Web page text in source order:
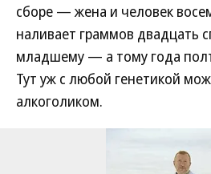
сборе — жена и человек
наливает граммов двадцать
младшему — а тому года
Тут уж с любой генетикой
алкоголиком.